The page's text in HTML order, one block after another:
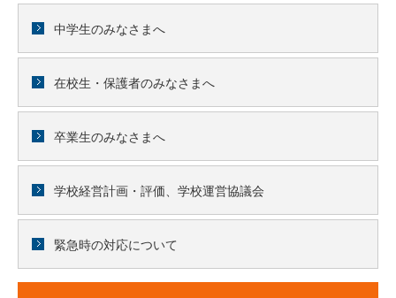
中学生のみなさまへ
在校生・保護者のみなさまへ
卒業生のみなさまへ
学校経営計画・評価、学校運営協議会
緊急時の対応について